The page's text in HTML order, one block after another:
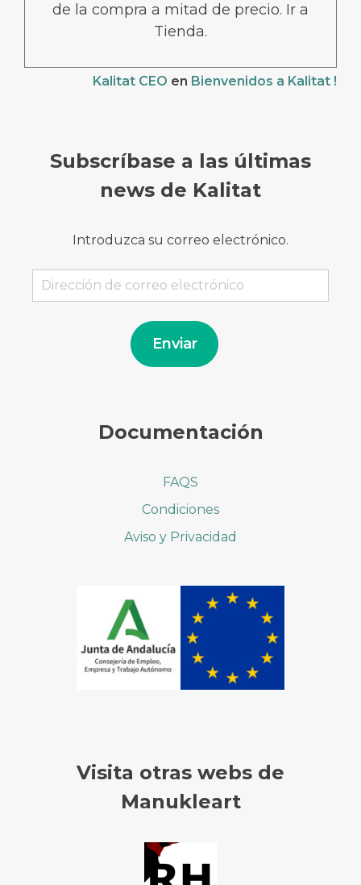
de la compra a mitad de precio. Ir a
Tienda.
Kalitat CEO en Bienvenidos a Kalitat !
Subscríbase a las últimas
news de Kalitat
Introduzca su correo electrónico.
Dirección
de
Enviar
Documentación
FAQS
Condiciones
Aviso y Privacidad
Visita otras webs de
Manukleart